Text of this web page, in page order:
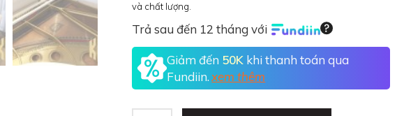
và chất lượng.
Trả sau đến 12 tháng với
Giảm đến 50K khi thanh toán qua
Fundiin. xem thêm